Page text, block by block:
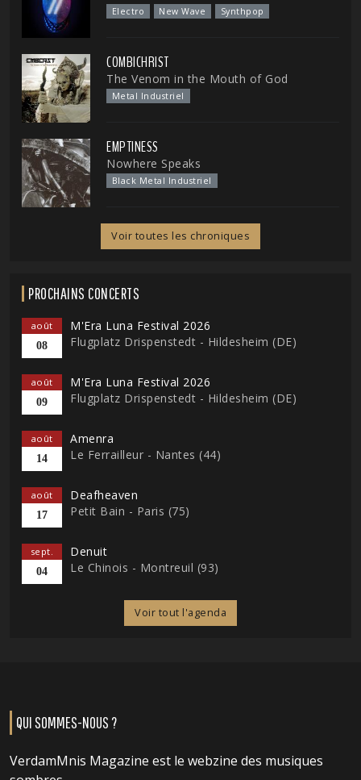
Electro New Wave Synthpop
COMBICHRIST
The Venom in the Mouth of God
Metal Industriel
EMPTINESS
Nowhere Speaks
Black Metal Industriel
Voir toutes les chroniques
PROCHAINS CONCERTS
août
08
M'Era Luna Festival 2026
Flugplatz Drispenstedt - Hildesheim (DE)
août
09
M'Era Luna Festival 2026
Flugplatz Drispenstedt - Hildesheim (DE)
août
14
Amenra
Le Ferrailleur - Nantes (44)
août
17
Deafheaven
Petit Bain - Paris (75)
sept.
04
Denuit
Le Chinois - Montreuil (93)
Voir tout l'agenda
QUI SOMMES-NOUS ?
VerdamMnis Magazine est le webzine des musiques